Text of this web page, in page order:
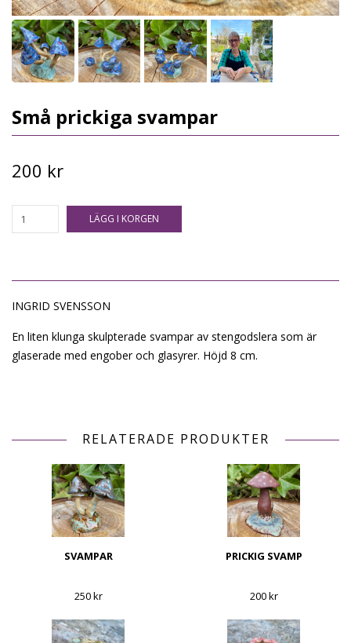
Små prickiga svampar
200 kr
LÄGG I KORGEN
INGRID SVENSSON
En liten klunga skulpterade svampar av stengodslera som är
glaserade med engober och glasyrer. Höjd 8 cm.
RELATERADE PRODUKTER
SVAMPAR
250 kr
PRICKIG SVAMP
200 kr